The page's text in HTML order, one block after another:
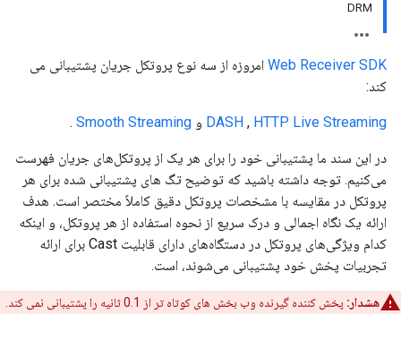
DRM
Web Receiver SDK امروزه از سه نوع پروتکل جریان پشتیبانی می
کند:
DASH , HTTP Live Streaming و Smooth Streaming
.
در این سند ما پشتیبانی خود را برای هر یک از پروتکل‌های جریان فهرست
می‌کنیم. توجه داشته باشید که توضیح تگ های پشتیبانی شده برای هر
پروتکل در مقایسه با مشخصات پروتکل دقیق کاملاً مختصر است. هدف
ارائه یک نگاه اجمالی و درک سریع از نحوه استفاده از هر پروتکل، و اینکه
کدام ویژگی‌های پروتکل در دستگاه‌های دارای قابلیت Cast برای ارائه
تجربیات پخش خود پشتیبانی می‌شوند، است.
هشدار: پخش کننده گیرنده وب بخش های کوتاه تر از 0.1 ثانیه را پشتیبانی نمی کند.